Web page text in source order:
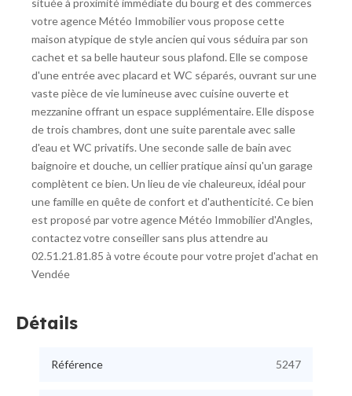
votre agence Météo Immobilier vous propose cette
maison atypique de style ancien qui vous séduira par son
cachet et sa belle hauteur sous plafond. Elle se compose
d'une entrée avec placard et WC séparés, ouvrant sur une
vaste pièce de vie lumineuse avec cuisine ouverte et
mezzanine offrant un espace supplémentaire. Elle dispose
de trois chambres, dont une suite parentale avec salle
d'eau et WC privatifs. Une seconde salle de bain avec
baignoire et douche, un cellier pratique ainsi qu'un garage
complètent ce bien. Un lieu de vie chaleureux, idéal pour
une famille en quête de confort et d'authenticité. Ce bien
est proposé par votre agence Météo Immobilier d'Angles,
contactez votre conseiller sans plus attendre au
02.51.21.81.85 à votre écoute pour votre projet d'achat en
Vendée
Détails
Référence 5247